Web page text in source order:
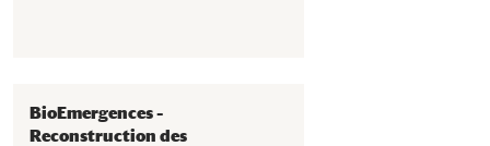
BioEmergences –
Reconstruction des